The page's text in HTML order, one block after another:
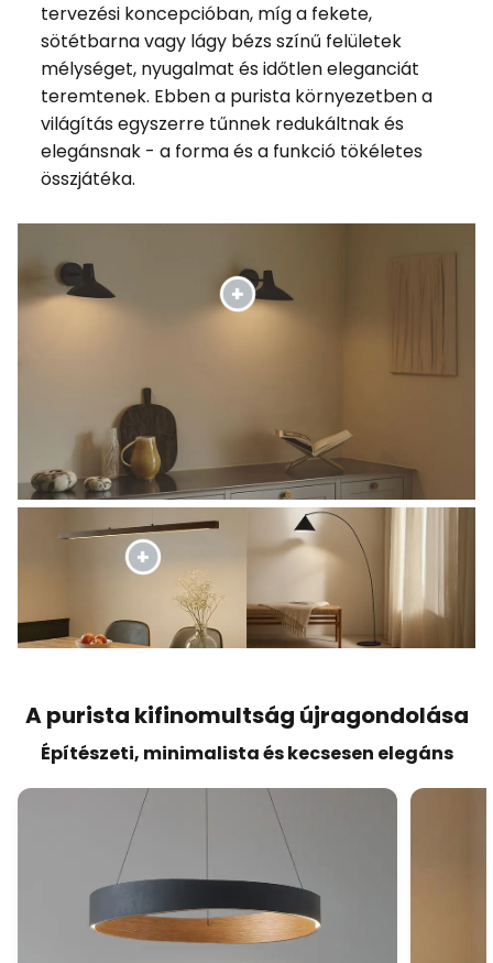
tervezési koncepcióban, míg a fekete,
sötétbarna vagy lágy bézs színű felületek
mélységet, nyugalmat és időtlen eleganciát
teremtenek. Ebben a purista környezetben a
világítás egyszerre tűnnek redukáltnak és
elegánsnak - a forma és a funkció tökéletes
összjátéka.
A purista kifinomultság újragondolása
Építészeti, minimalista és kecsesen elegáns